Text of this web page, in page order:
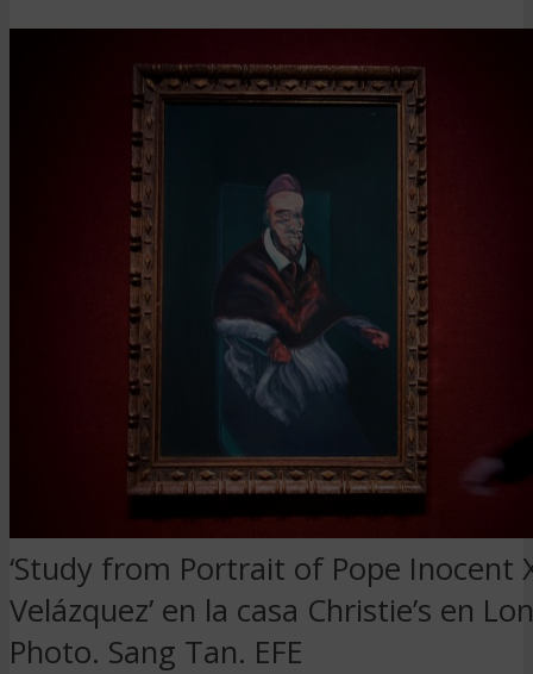
‘Study from Portrait of Pope Inocent
Velázquez’ en la casa Christie’s en
Photo. Sang Tan. EFE